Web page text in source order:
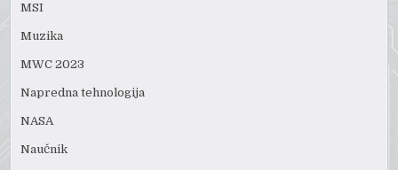
MSI
Muzika
MWC 2023
Napredna tehnologija
NASA
Naučnik